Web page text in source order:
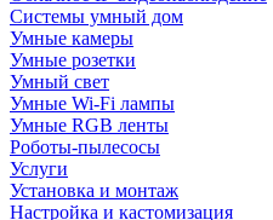
Системы умный дом
Умные камеры
Умные розетки
Умный свет
Умные Wi-Fi лампы
Умные RGB ленты
Роботы-пылесосы
Услуги
Установка и монтаж
Настройка и кастомизация